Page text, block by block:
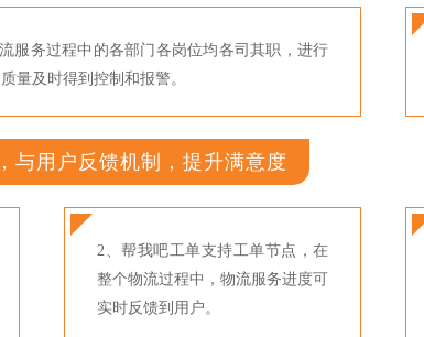
服务过程中的各部门各岗位均各司其职，进行
量及时得到控制和报警。
与用户反馈机制，提升满意度
2、帮我吧工单支持工单节点，在
整个物流过程中，物流服务进度可
实时反馈到用户。